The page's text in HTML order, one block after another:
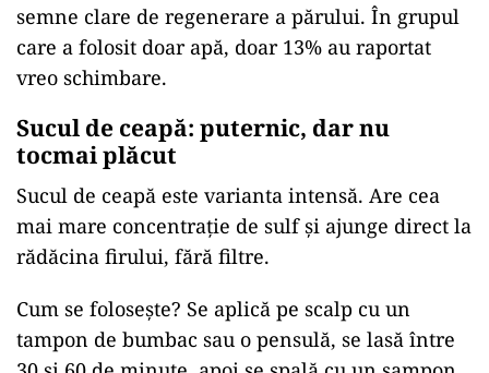
semne clare de regenerare a părului. În grupul
care a folosit doar apă, doar 13% au raportat
vreo schimbare.
Sucul de ceapă: puternic, dar nu
tocmai plăcut
Sucul de ceapă este varianta intensă. Are cea
mai mare concentrație de sulf și ajunge direct la
rădăcina firului, fără filtre.
Cum se folosește? Se aplică pe scalp cu un
tampon de bumbac sau o pensulă, se lasă între